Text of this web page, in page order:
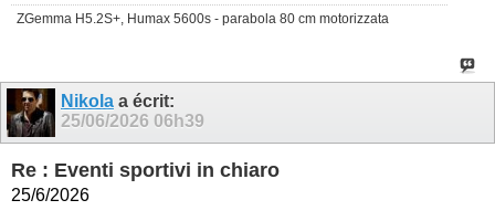
ZGemma H5.2S+, Humax 5600s - parabola 80 cm motorizzata
Nikola a écrit:
25/06/2026 06h39
Re : Eventi sportivi in chiaro
25/6/2026